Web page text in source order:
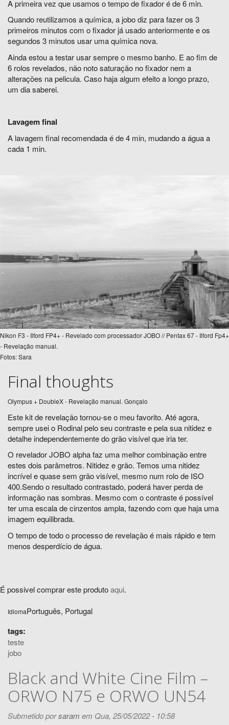
A primeira vez que usamos o tempo de fixador é de 6 min.
Quando reutilizamos a química, a jobo diz para fazer os 3
primeiros minutos com o fixador já usado anteriormente e os
segundos 3 minutos usar uma química nova.
Ainda estou a testar usar sempre o mesmo banho. E ao fim de
6 rolos revelados, não noto saturação no fixador nem a
alterações na pelicula. Caso haja algum efeito a longo prazo,
um dia saberei.
Lavagem final
A lavagem final recomendada é de 4 min, mudando a água a
cada 1 min.
Nikon F3 - Ilford FP4+ - Revelado com processador JOBO // Pentax 67 - Ilford Fp4+
- Revelação manual.
Fotos: Sara
Final thoughts
Olympus + DoubleX - Revelação manual. Gonçalo
Este kit de revelação tornou-se o meu favorito. Até agora,
sempre usei o Rodinal pelo seu contraste e pela sua nitidez e
detalhe independentemente do grão visível que iria ter.
O revelador JOBO alpha faz uma melhor combinação entre
estes dois parâmetros. Nitidez e grão. Temos uma nitidez
incrível e quase sem grão visível, mesmo num rolo de ISO
400.Sendo o resultado contrastado, poderá haver perda de
informação nas sombras. Mesmo com o contraste é possível
ter uma escala de cinzentos ampla, fazendo com que haja uma
imagem equilibrada.
O tempo de todo o processo de revelação é mais rápido e tem
menos desperdício de água.
É possivel comprar este produtoaqui.
IdiomaPortuguês, Portugal
tags:
teste
jobo
Black and White Cine Film –
ORWO N75 e ORWO UN54
Submetido porsaram em Qua, 25/05/2022 - 10:58